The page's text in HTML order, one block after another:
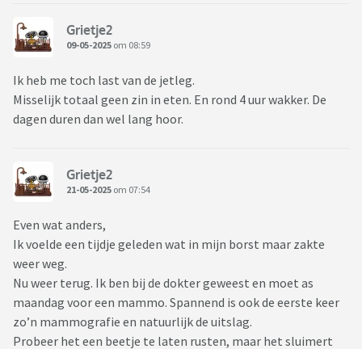
Grietje2
09-05-2025 om 08:59
Ik heb me toch last van de jetleg.
Misselijk totaal geen zin in eten. En rond 4 uur wakker. De
dagen duren dan wel lang hoor.
Grietje2
21-05-2025 om 07:54
Even wat anders,
Ik voelde een tijdje geleden wat in mijn borst maar zakte
weer weg.
Nu weer terug. Ik ben bij de dokter geweest en moet as
maandag voor een mammo. Spannend is ook de eerste keer
zo’n mammografie en natuurlijk de uitslag.
Probeer het een beetje te laten rusten, maar het sluimert